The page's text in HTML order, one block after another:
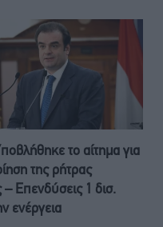
το αίτημα για
της ρήτρας
– Επενδύσεις 1 δισ.
ενέργεια